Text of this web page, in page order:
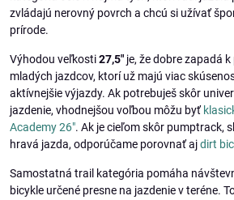
zvládajú nerovný povrch a chcú si užívať
prírode.
Výhodou veľkosti27,5" je, že dobre zapadá
mladých jazdcov, ktorí už majú viac
aktívnejšie výjazdy. Ak potrebuješ skôr
jazdenie, vhodnejšou voľbou môžu byť
Academy 26". Ak je cieľom skôr pumptrack,
hravá jazda, odporúčame porovnať ajdirt
Samostatná trail kategória pomáha
bicykle určené presne na jazdenie v teréne.